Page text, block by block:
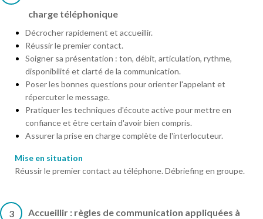
charge téléphonique
Décrocher rapidement et accueillir.
Réussir le premier contact.
Soigner sa présentation : ton, débit, articulation, rythme,
disponibilité et clarté de la communication.
Poser les bonnes questions pour orienter l'appelant et
répercuter le message.
Pratiquer les techniques d'écoute active pour mettre en
confiance et être certain d'avoir bien compris.
Assurer la prise en charge complète de l'interlocuteur.
Mise en situation
Réussir le premier contact au téléphone. Débriefing en groupe.
3 Accueillir : règles de communication appliquées à